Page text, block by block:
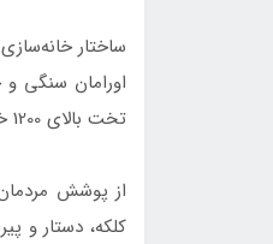
ساختار
اورامان سنگی
تخت بالای 1200 خانوار و نزدیک به 5 هزار تن را در خود جای می­دهد.
از پوشش
کلکه، دستار و